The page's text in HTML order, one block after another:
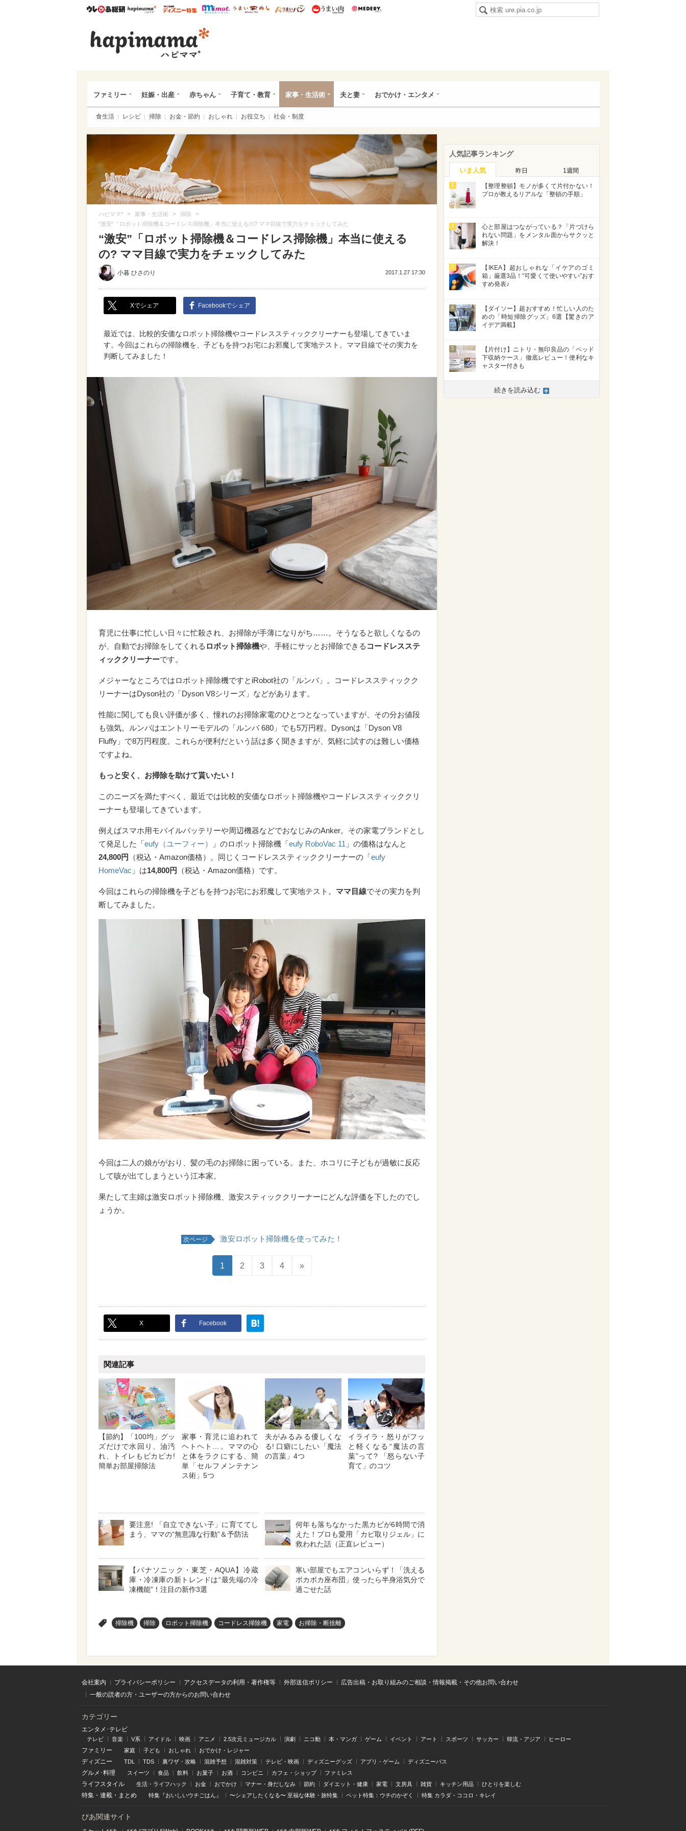
ウレぴあ総研ハピママ* ウレぴあ総研 ディズニー特集
mimot. うまいめし うまいパン うまい肉
ファミリー 妊娠・出産 赤ちゃん 子育て・教育 家事・生活術 夫と妻 おでかけ・エンタメ
食生活 レシピ 掃除 お金・節約 おしゃれ お役立ち 社会・制度
ハピママ* > 家事・生活術 > 掃除 >
“激安”「ロボット掃除機＆コードレス掃除機」本当に使えるの? ママ目線で実力をチェックしてみた
“激安”「ロボット掃除機＆コードレス掃除機」本当に使える
の? ママ目線で実力をチェックしてみた
小暮 ひさのり 2017.1.27 17:30
Xでシェア Facebookでシェア
最近では、比較的安価なロボット掃除機やコードレススティッククリーナーも登場してきていま
す。今回はこれらの掃除機を、子どもを持つお宅にお邪魔して実地テスト。ママ目線でその実力を
判断してみました！
育児に仕事に忙しい日々に忙殺され、お掃除が手薄になりがち……。そうなると欲しくなるの
が、自動でお掃除をしてくれる ロボット掃除機や、手軽にサッとお掃除できる コードレスステ
ィッククリーナーです。
メジャーなところではロボット掃除機ですとiRobot社の「ルンバ」。コードレススティックク
リーナーはDyson社の「Dyson V8シリーズ」などがあります。
性能に関しても良い評価が多く、憧れのお掃除家電のひとつとなっていますが、その分お値段
も強気。ルンバはエントリーモデルの「ルンバ 680」でも5万円程。Dysonは「Dyson V8
Fluffy」で8万円程度。これらが便利だという話は多く聞きますが、気軽に試すのは難しい価格
ですよね。
もっと安く、お掃除を助けて貰いたい！
このニーズを満たすべく、最近では比較的安価なロボット掃除機やコードレススティッククリ
ーナーも登場してきています。
例えばスマホ用モバイルバッテリーや周辺機器などでおなじみのAnker。その家電ブランドとし
て発足した「eufy（ユーフィー） 」のロボット掃除機「eufy RoboVac 11 」の価格はなんと
24,800円
（税込・Amazon価格）。同じくコードレススティッククリーナーの「eufy
HomeVac 」は14,800円 （税込・Amazon価格）です。
今回はこれらの掃除機を子どもを持つお宅にお邪魔して実地テスト。 ママ目線でその実力を判
断してみました。
今回は二人の娘ががおり、髪の毛のお掃除に困っている。また、ホコリに子どもが過敏に反応
して咳が出てしまうという江本家。
果たして主婦は激安ロボット掃除機、激安スティッククリーナーにどんな評価を下したのでし
ょうか。
次ページ 激安ロボット掃除機を使ってみた！
1 2 3 4 »
X Facebook
関連記事
【節約】「100均」グッ
ズだけで水回り、油汚
れ、トイレもピカピカ!
簡単お部屋掃除法
家事・育児に追われて
ヘトヘト…。ママの心
と体をラクにする、簡
単「セルフメンテナン
ス術」5つ
夫がみるみる優しくな
る! 口癖にしたい「魔法
の言葉」4つ
イライラ・怒りがフッ
と軽くなる“魔法の言
葉”って? 「怒らない子
育て」のコツ
要注意! 「自立できない子」に育ててし
まう、ママの“無意識な行動”＆予防法
何年も落ちなかった黒カビが6時間で消
えた！プロも愛用「カビ取りジェル」に
救われた話（正直レビュー）
【パナソニック・東芝・AQUA】冷蔵
庫・冷凍庫の新トレンドは“最先端の冷
凍機能”！注目の新作3選
寒い部屋でもエアコンいらず！「洗える
ポカポカ座布団」使ったら半身浴気分で
過ごせた話
掃除機 掃除 ロボット掃除機 コードレス掃除機 家電 お掃除・断捨離
人気記事ランキング
いま人気 昨日 1週間
1
【整理整頓】モノが多くて片付かない！
プロが教えるリアルな「整頓の手順」
2
心と部屋はつながっている？「片づけら
れない問題」をメンタル面からサクッと
解決！
3
【IKEA】超おしゃれな「イケアのゴミ
箱」厳選3品！“可愛くて使いやすい”おす
すめ発表♪
4
【ダイソー】超おすすめ！忙しい人のた
めの「時短掃除グッズ」6選【驚きのア
イデア満載】
5
【片付け】ニトリ・無印良品の「ベッド
下収納ケース」徹底レビュー！便利なキ
ャスター付きも
続きを読み込む
会社案内 プライバシーポリシー アクセスデータの利用・著作権等 外部送信ポリシー
広告出稿・お取り組みのご相談・情報掲載・その他お問い合わせ
一般の読者の方・ユーザーの方からのお問い合わせ
カテゴリー
エンタメ･テレビ
テレビ 音楽 V系 アイドル 映画 アニメ 2.5次元ミュージカル 演劇 ニコ動 本・マンガ ゲーム イベント アート スポーツ サッカー 韓流・アジア ヒーロー
ファミリー 家庭 子ども おしゃれ おでかけ・レジャー
ディズニー TDL TDS 裏ワザ・攻略 混雑予想 混雑対策 テレビ・映画 ディズニーグッズ アプリ・ゲーム ディズニーパス
グルメ･料理 スイーツ 食品 飲料 お菓子 お酒 コンビニ カフェ・ショップ ファミレス
ライフスタイル 生活・ライフハック お金 おでかけ マナー・身だしなみ 節約 ダイエット・健康 家電 文房具 雑貨 キッチン用品 ひとりを楽しむ
特集 ・ 連載 ・ まとめ 特集『おいしいウチごはん』 〜シェアしたくなる〜 至福な体験・旅特集 ペット特集：ウチのかぞく 特集 カラダ・ココロ・キレイ
ぴあ関連サイト